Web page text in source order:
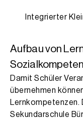
Integrierter
Aufbau von
Damit Schüler
übernehmen
Lernkompetenzen.
Sekundarschule